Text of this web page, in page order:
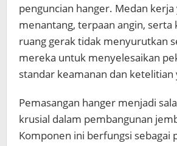
penguncian hanger. Medan kerja
menantang, terpaan angin, serta
ruang gerak tidak menyurutkan
mereka untuk menyelesaikan
standar keamanan dan ketelitian
Pemasangan hanger menjadi
krusial dalam pembangunan
Komponen ini berfungsi sebagai